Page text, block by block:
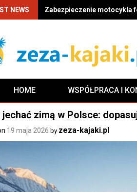
NEWS Zabezpieczenie motocykla
HOME WSPÓŁPRACA I
jechać zimą w Polsce:
19 maja 2026 by zeza-kajaki.pl